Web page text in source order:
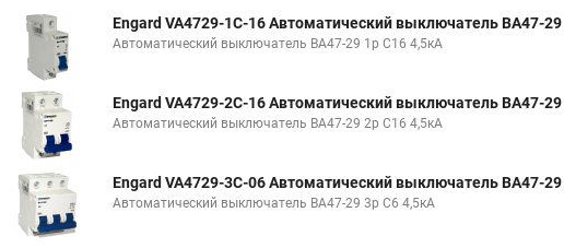
Engard VA4729-1C-16 Автоматический выключатель ВА47-29
Автоматический выключатель ВА47-29 1р C16 4,5кА
Engard VA4729-2С-16 Автоматический выключатель ВА47-29
Автоматический выключатель ВА47-29 2р C16 4,5кА
Engard VA4729-3С-06 Автоматический выключатель ВА47-29
Автоматический выключатель ВА47-29 3р C6 4,5кА